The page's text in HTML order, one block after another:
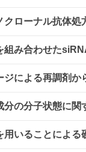
クローナル抗体
組み合わせた
ジによる再調剤
分の分子状態に
用いることによ